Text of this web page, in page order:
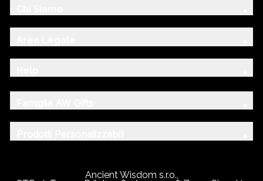
Ancient Wisdom s.r.o.,